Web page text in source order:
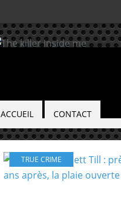
ACCUEIL CONTACT
TRUE CRIME